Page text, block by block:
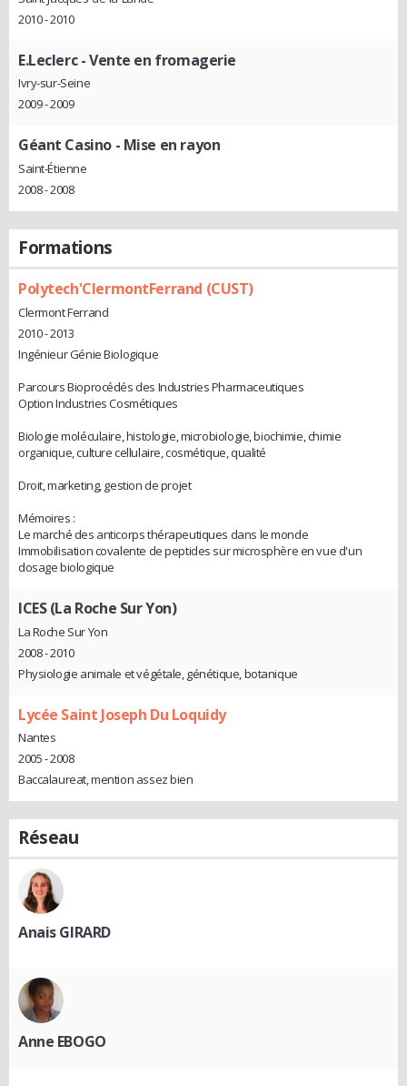
2010 - 2010
E.Leclerc- Vente en fromagerie
Ivry-sur-Seine
2009 - 2009
Géant Casino - Mise en rayon
Saint-Étienne
2008 - 2008
Formations
Polytech'ClermontFerrand (CUST)
Clermont Ferrand
2010 - 2013
Ingénieur Génie Biologique
Parcours Bioprocédés des Industries Pharmaceutiques
Option Industries Cosmétiques
Biologie moléculaire, histologie, microbiologie, biochimie, chimie
organique, culture cellulaire, cosmétique, qualité
Droit, marketing, gestion de projet
Mémoires :
Le marché des anticorps thérapeutiques dans le monde
Immobilisation covalente de peptides sur microsphère en vue d'un
dosage biologique
ICES (La Roche Sur Yon)
La Roche Sur Yon
2008 - 2010
Physiologie animale et végétale, génétique, botanique
Lycée Saint Joseph Du Loquidy
Nantes
2005 - 2008
Baccalaureat, mention assez bien
Réseau
Anais GIRARD
Anne EBOGO